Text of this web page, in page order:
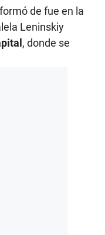
de fue en la
Leninskiy
, donde se